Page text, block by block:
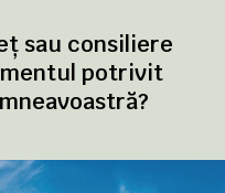
sau consiliere
potrivit